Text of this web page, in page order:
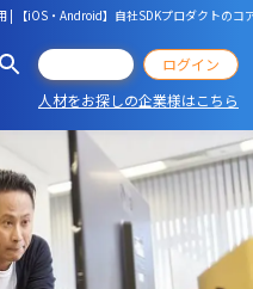
| 【iOS・Android】自社SDKプロダクトの
ログイン
人材をお探しの企業様はこちら